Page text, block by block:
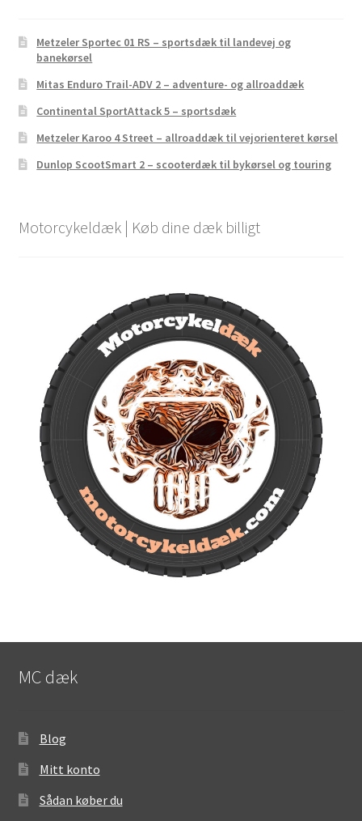
Metzeler Sportec 01 RS – sportsdæk til landevej og
banekørsel
Mitas Enduro Trail-ADV 2 – adventure- og allroaddæk
Continental SportAttack 5 – sportsdæk
Metzeler Karoo 4 Street – allroaddæk til vejorienteret kørsel
Dunlop ScootSmart 2 – scooterdæk til bykørsel og touring
Motorcykeldæk | Køb dine dæk billigt
MC dæk
Blog
Mitt konto
Sådan køber du